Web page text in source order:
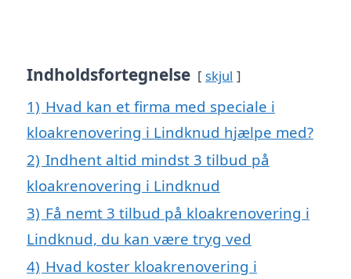
Indholdsfortegnelse skjul
1) Hvad kan et firma med speciale i
kloakrenovering i Lindknud hjælpe med?
2) Indhent altid mindst 3 tilbud på
kloakrenovering i Lindknud
3) Få nemt 3 tilbud på kloakrenovering i
Lindknud, du kan være tryg ved
4) Hvad koster kloakrenovering i